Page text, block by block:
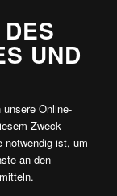
UND
Online-
Zweck
notwendig ist, um
an den